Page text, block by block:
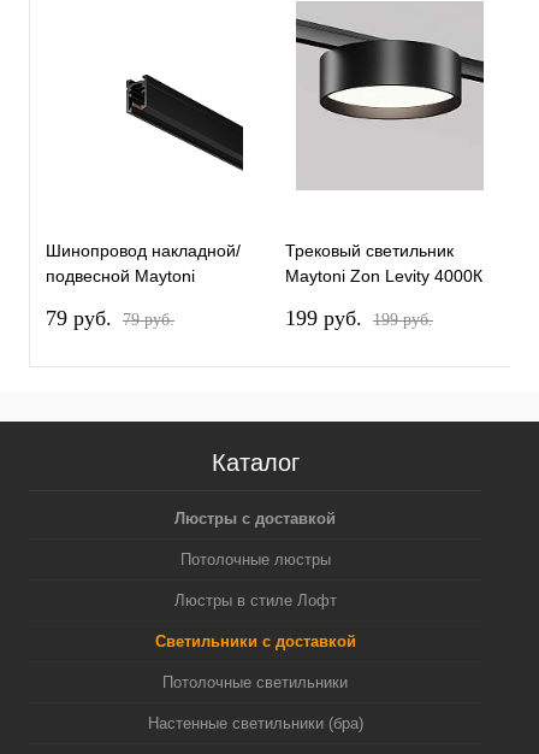
Шинопровод накладной/
подвесной Maytoni
79 pуб. 79 pуб.
Трековый светильник
Maytoni Zon Levity 4000К
12W4K-B
199 pуб. 199 pуб.
Каталог
Люстры с доставкой
Потолочные люстры
Люстры в стиле Лофт
Светильники с доставкой
Потолочные светильники
Настенные светильники (бра)